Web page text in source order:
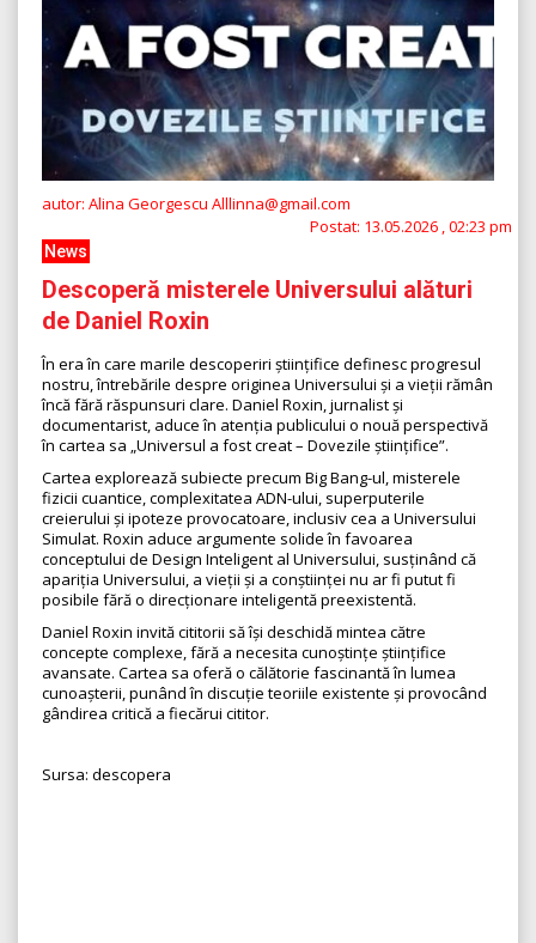
autor: Alina Georgescu Alllinna@gmail.com
Postat: 13.05.2026 , 02:23 pm
News
Descoperă misterele Universului alături
de Daniel Roxin
În era în care marile descoperiri științifice definesc progresul
nostru, întrebările despre originea Universului și a vieții rămân
încă fără răspunsuri clare. Daniel Roxin, jurnalist și
documentarist, aduce în atenția publicului o nouă perspectivă
în cartea sa „Universul a fost creat – Dovezile științifice”.
Cartea explorează subiecte precum Big Bang-ul, misterele
fizicii cuantice, complexitatea ADN-ului, superputerile
creierului și ipoteze provocatoare, inclusiv cea a Universului
Simulat. Roxin aduce argumente solide în favoarea
conceptului de Design Inteligent al Universului, susținând că
apariția Universului, a vieții și a conștiinței nu ar fi putut fi
posibile fără o direcționare inteligentă preexistentă.
Daniel Roxin invită cititorii să își deschidă mintea către
concepte complexe, fără a necesita cunoștințe științifice
avansate. Cartea sa oferă o călătorie fascinantă în lumea
cunoașterii, punând în discuție teoriile existente și provocând
gândirea critică a fiecărui cititor.
Sursa: descopera